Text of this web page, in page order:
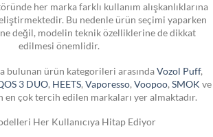
her marka farklı kullanım alışkanlıklarına
Bu nedenle ürün seçimi yaparken
değil, modelin teknik özelliklerine de dikkat
edilmesi önemlidir.
bulunan ürün kategorileri arasındaVozol Puff,
3 DUO, HEETS, Vaporesso, Voopoo, SMOK ve
en çok tercih edilen markaları yer almaktadır.
Her Kullanıcıya Hitap Ediyor